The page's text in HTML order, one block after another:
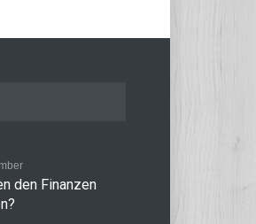
den Finanzen